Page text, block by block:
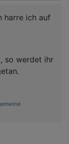
harre ich auf
so werdet ihr